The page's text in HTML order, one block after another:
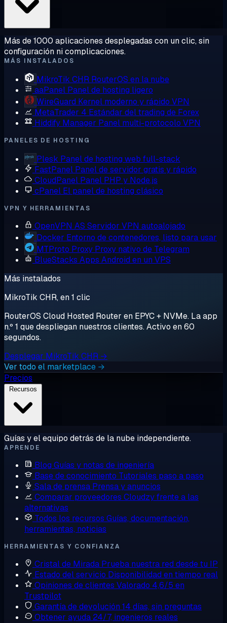
Más de 1000 aplicaciones desplegadas con un clic, sin
configuración ni complicaciones.
MÁS INSTALADOS
MikroTik CHR RouterOS en la nube
aaPanel Panel de hosting ligero
WireGuard Kernel moderno y rápido VPN
MetaTrader 4 Estándar del trading de Forex
Hiddify Manager Panel multi-protocolo VPN
PANELES DE HOSTING
Plesk Panel de hosting web full-stack
FastPanel Panel de servidor gratis y rápido
CloudPanel Panel PHP y Node.js
cPanel El panel de hosting clásico
VPN Y HERRAMIENTAS
OpenVPN AS Servidor VPN autoalojado
Docker Entorno de contenedores, listo para usar
MTProto Proxy Proxy nativo de Telegram
BlueStacks Apps Android en un VPS
Más instalados
MikroTik CHR, en 1 clic
RouterOS Cloud Hosted Router en EPYC + NVMe. La app
n.º 1 que despliegan nuestros clientes. Activo en 60
segundos.
Desplegar MikroTik CHR →
Ver todo el marketplace →
Precios
Guías y el equipo detrás de la nube independiente.
APRENDE
Blog Guías y notas de ingeniería
Base de conocimiento Tutoriales paso a paso
Sala de prensa Prensa y anuncios
Comparar proveedores Cloudzy frente a las
alternativas
Todos los recursos Guías, documentación,
herramientas, noticias
HERRAMIENTAS Y CONFIANZA
Cristal de Mirada Prueba nuestra red desde tu IP
Estado del servicio Disponibilidad en tiempo real
Opiniones de clientes Valorado 4,6/5 en
Trustpilot
Garantía de devolución 14 días, sin preguntas
Obtener ayuda 24/7, ingenieros reales